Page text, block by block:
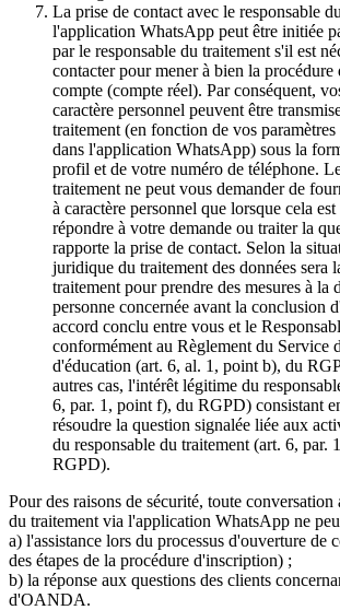
La prise de contact avec le responsable
l'application WhatsApp peut être initiée
par le responsable du traitement s'il est
contacter pour mener à bien la procédure
compte (compte réel). Par conséquent,
caractère personnel peuvent être
traitement (en fonction de vos
dans l'application WhatsApp) sous la
profil et de votre numéro de téléphone.
traitement ne peut vous demander de
à caractère personnel que lorsque cela
répondre à votre demande ou traiter la
rapporte la prise de contact. Selon la
juridique du traitement des données sera
traitement pour prendre des mesures à la
personne concernée avant la conclusion
accord conclu entre vous et le
conformément au Règlement du Service
d'éducation (art. 6, al. 1, point b), du
autres cas, l'intérêt légitime du
6, par. 1, point f), du RGPD) consistant
résoudre la question signalée liée aux
du responsable du traitement (art. 6, par.
RGPD).
Pour des raisons de sécurité, toute conversation
du traitement via l'application WhatsApp ne
a) l'assistance lors du processus d'ouverture de
des étapes de la procédure d'inscription) ;
b) la réponse aux questions des clients
d'OANDA.